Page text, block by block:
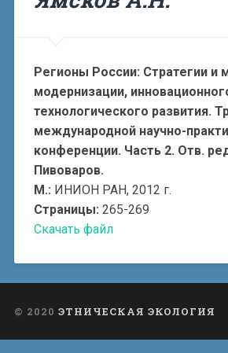
Регионы России: Стратегии и
модернизации,
технологического развития.
международной научно-
конференции. Часть 2. Отв.
Пивоваров.
М.: ИНИОН РАН, 2012 г.
Страницы: 265-269
Скачать файл
© 2020 ЭТНИЧЕСКАЯ ЭКОЛОГИЯ